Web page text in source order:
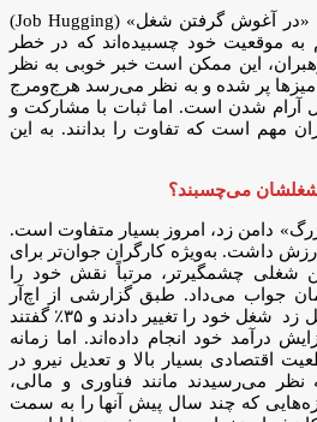
حالا وارد فاز دیگری شده‌ایم: «در آغوش گرفتن شغل» (Job Hugging)
به موقعیت خود چسبیده‌اند که در خطر
این ممکن است خبر خوبی به نظر
میزها پر شده و به نظر می‌رسد هرج‌ومرج
آرام شدن است. اما ثبات با مشارکت و
مهم است که تفاوت را بدانند. به این
شغلشان می‌چسبند؟
دامن زد، امروز بسیار متفاوت است.
داشت. به‌ویژه کارگران جوان‌تر برای
شغلی چشمگیرتر، مرتباً نقش خود را
جواب می‌داد. طبق گزارشی از اچ‌آر
بلاک، نزدیک به یک‌سوم از نسل زد شغل خود را تغییر دادند و ۳۵٪ گفتند
درآمد خود انجام داده‌اند. اما زمانه
اقتصادی بسیار بالا و تعدیل نیرو در
می‌رسیدند مانند فناوری و مالی،
که چند سال پیش آنها را به سمت